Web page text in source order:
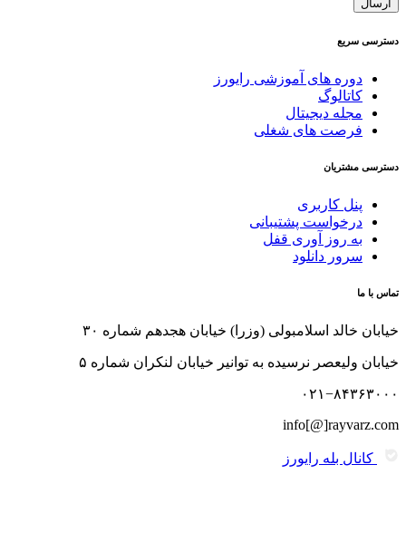
دسترسی سریع
دوره های آموزشی رایورز
کاتالوگ
مجله دیجیتال
فرصت های شغلی
دسترسی مشتریان
پنل کاربری
درخواست پشتیبانی
به روز آوری قفل
سرور دانلود
تماس با ما
خیابان خالد اسلامبولی (وزرا) خیابان هجدهم شماره ۳۰
خیابان ولیعصر نرسیده به توانیر خیابان لنکران شماره ۵
۰۲۱−۸۴۳۶۳۰۰۰
info[@]rayvarz.com
کانال بله رایورز